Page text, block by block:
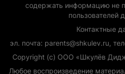
содержать информацию не
пользователей
Контактные
эл. почта: parents@shkulev.ru,
Copyright (с) ООО «Шкулёв
Любое воспроизведение